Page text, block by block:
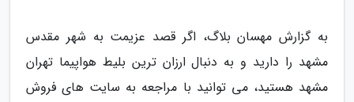
به گزارش مهسان بلاگ، اگر قصد عزیمت به شهر مقدس
مشهد را دارید و به دنبال ارزان ترین بلیط هواپیما تهران
مشهد هستید، می توانید با مراجعه به سایت های فروش